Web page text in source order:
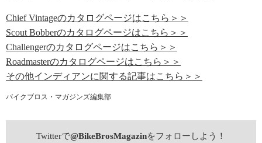
Chief Vintageのカタログページはこちら＞＞
Scout Bobberのカタログページはこちら＞＞
Challengerのカタログページはこちら＞＞
Roadmasterのカタログページはこちら＞＞
その他インディアンに関する記事はこちら＞＞
バイクブロス・マガジンズ編集部
Twitterで@BikeBrosMagazinをフォローしよう！